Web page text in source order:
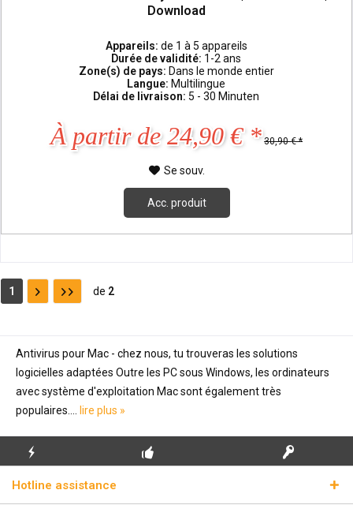
Download
Appareils: de 1 à 5 appareils
Durée de validité: 1-2 ans
Zone(s) de pays: Dans le monde entier
Langue: Multilingue
Délai de livraison: 5 - 30 Minuten
À partir de 24,90 € * 30,90 € *
Se souv.
Acc. produit
1 de 2
Antivirus pour Mac - chez nous, tu trouveras les solutions
logicielles adaptées Outre les PC sous Windows, les ordinateurs
avec système d'exploitation Mac sont également très
populaires....
lire plus »
ÉCLAIR
Hotline assistance